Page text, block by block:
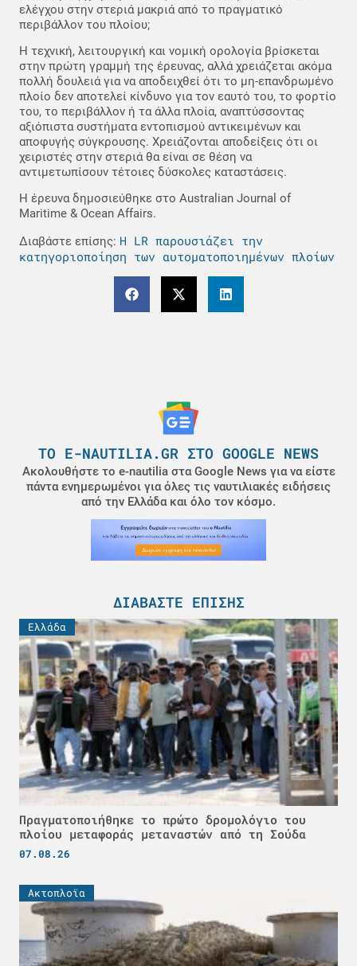
ελέγχου στην στεριά μακριά από το πραγματικό
περιβάλλον του πλοίου;
Η τεχνική, λειτουργική και νομική ορολογία βρίσκεται
στην πρώτη γραμμή της έρευνας, αλλά χρειάζεται ακόμα
πολλή δουλειά για να αποδειχθεί ότι το μη-επανδρωμένο
πλοίο δεν αποτελεί κίνδυνο για τον εαυτό του, το φορτίο
του, το περιβάλλον ή τα άλλα πλοία, αναπτύσσοντας
αξιόπιστα συστήματα εντοπισμού αντικειμένων και
αποφυγής σύγκρουσης. Χρειάζονται αποδείξεις ότι οι
χειριστές στην στεριά θα είναι σε θέση να
αντιμετωπίσουν τέτοιες δύσκολες καταστάσεις.
Η έρευνα δημοσιεύθηκε στο Australian Journal of
Maritime & Ocean Affairs.
Διαβάστε επίσης: Η LR παρουσιάζει την
κατηγοριοποίηση των αυτοματοποιημένων πλοίων
ΤΟ E-NAUTILIA.GR ΣΤΟ GOOGLE NEWS
Ακολουθήστε το e-nautilia στα Google News για να είστε
πάντα ενημερωμένοι για όλες τις ναυτιλιακές ειδήσεις
από την Ελλάδα και όλο τον κόσμο.
ΔΙΑΒΆΣΤΕ ΕΠΊΣΗΣ
Ελλάδα
Πραγματοποιήθηκε το πρώτο δρομολόγιο του
πλοίου μεταφοράς μεταναστών από τη Σούδα
07.08.26
Ακτοπλοϊα